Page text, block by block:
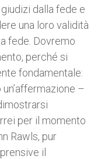
dalla fede e
una loro validità
fede. Dovremo
perché si
fondamentale:
–
per il momento
Rawls, pur
il